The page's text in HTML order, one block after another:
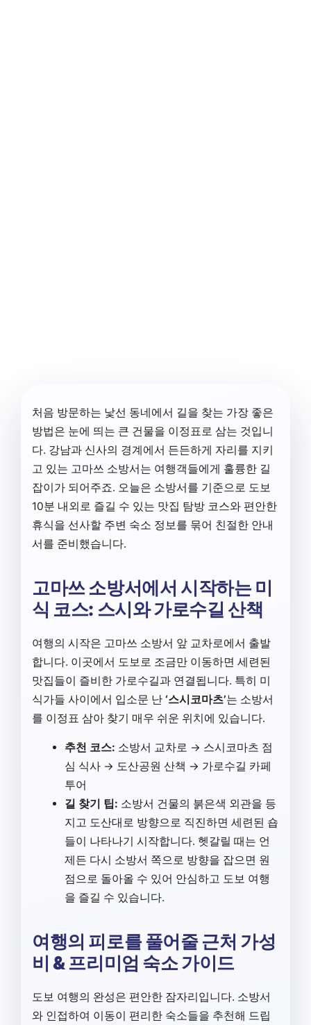
처음 방문하는 낯선 동네에서 길을 찾는 가장 좋은
방법은 눈에 띄는 큰 건물을 이정표로 삼는 것입니
다. 강남과 신사의 경계에서 든든하게 자리를 지키
고 있는 고마쓰 소방서는 여행객들에게 훌륭한 길
잡이가 되어주죠. 오늘은 소방서를 기준으로 도보
10분 내외로 즐길 수 있는 맛집 탐방 코스와 편안한
휴식을 선사할 주변 숙소 정보를 묶어 친절한 안내
서를 준비했습니다.
고마쓰 소방서에서 시작하는 미
식 코스: 스시와 가로수길 산책
여행의 시작은 고마쓰 소방서 앞 교차로에서 출발
합니다. 이곳에서 도보로 조금만 이동하면 세련된
맛집들이 즐비한 가로수길과 연결됩니다. 특히 미
식가들 사이에서 입소문 난 ‘스시코마츠’는 소방서
를 이정표 삼아 찾기 매우 쉬운 위치에 있습니다.
추천 코스: 소방서 교차로 → 스시코마츠 점
심 식사 → 도산공원 산책 → 가로수길 카페
투어
길 찾기 팁: 소방서 건물의 붉은색 외관을 등
지고 도산대로 방향으로 직진하면 세련된 숍
들이 나타나기 시작합니다. 헷갈릴 때는 언
제든 다시 소방서 쪽으로 방향을 잡으면 원
점으로 돌아올 수 있어 안심하고 도보 여행
을 즐길 수 있습니다.
여행의 피로를 풀어줄 근처 가성
비 & 프리미엄 숙소 가이드
도보 여행의 완성은 편안한 잠자리입니다. 소방서
와 인접하여 이동이 편리한 숙소들을 추천해 드립